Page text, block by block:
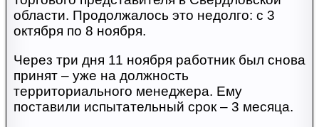
области. Продолжалось это недолго: с 3
октября по 8 ноября.
Через три дня 11 ноября работник был снова
принят – уже на должность
территориального менеджера. Ему
поставили испытательный срок – 3 месяца.